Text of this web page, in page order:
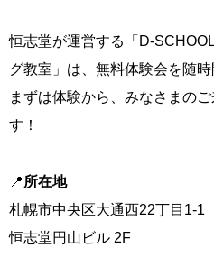
恒志堂が運営する「D-
グ教室」は、無料体験会を随時
まずは体験から、みなさまの
す！
📍所在地
札幌市中央区大通西22丁目1-1
恒志堂円山ビル 2F